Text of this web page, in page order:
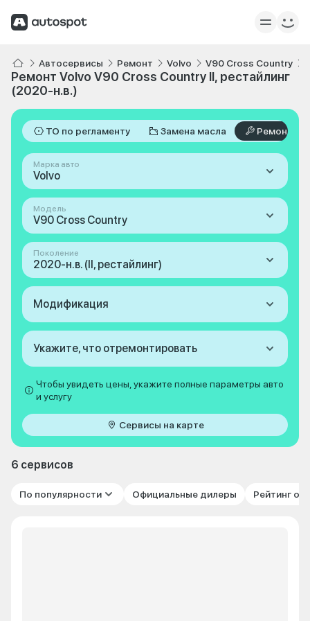
Автосервисы Ремонт Volvo V90 Cross Country
Ремонт Volvo V90 Cross Country II, рестайлинг
(2020-н.в.)
ТО по регламенту Замена масла Ремонт
Марка авто
Volvo
Модель
V90 Cross Country
Поколение
2020-н.в. (II, рестайлинг)
Модификация
Укажите, что отремонтировать
Чтобы увидеть цены, укажите полные параметры авто
и услугу
Сервисы на карте
6 сервисов
По популярности Официальные дилеры Рейтинг